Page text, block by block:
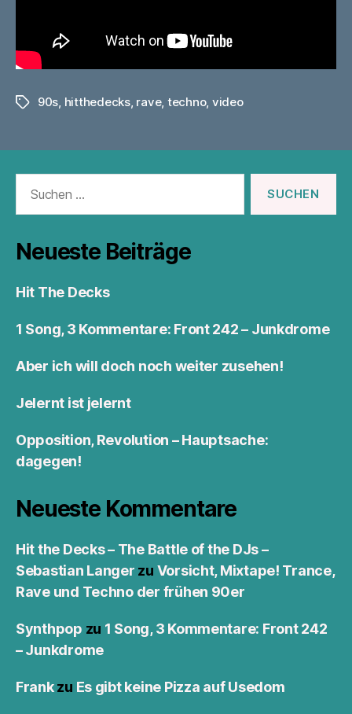
Schlagwörter
90s hitthedecks, rave, techno, video
nach:
Neueste Beiträge
Hit The Decks
1 Song, 3 Kommentare: Front 242 – Junkdrome
Aber ich will doch noch weiter zusehen!
Jelernt ist jelernt
Opposition, Revolution – Hauptsache:
dagegen!
Neueste Kommentare
Hit the Decks – The Battle of the DJs –
Sebastian Langer zu Vorsicht, Mixtape! Trance,
Rave und Techno der frühen 90er
Synthpop zu 1 Song, 3 Kommentare: Front 242
– Junkdrome
Frankzu Es gibt keine Pizza auf Usedom